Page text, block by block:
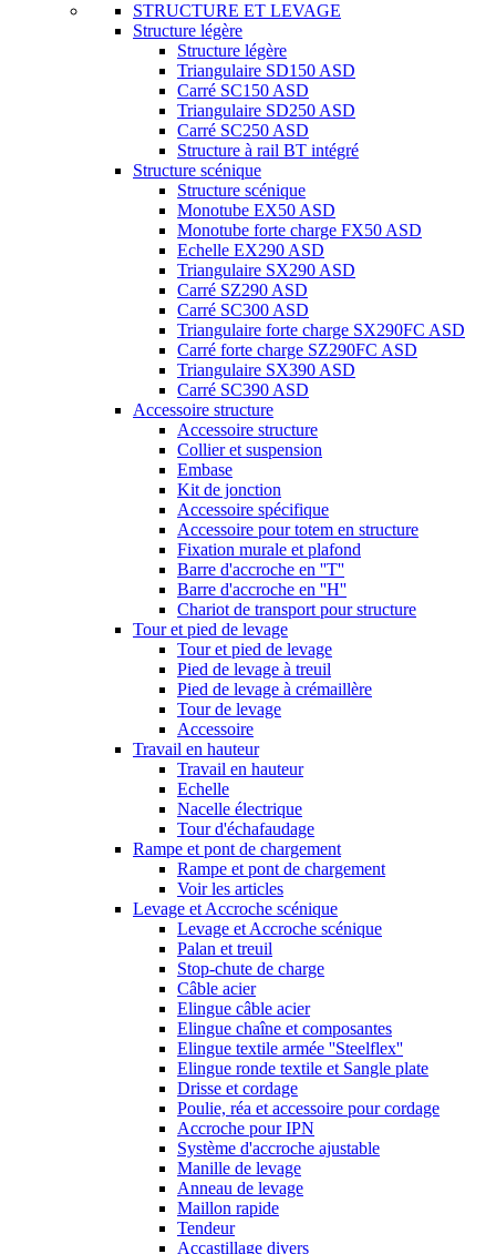
STRUCTURE ET LEVAGE
Structure légère
Structure légère
Triangulaire SD150 ASD
Carré SC150 ASD
Triangulaire SD250 ASD
Carré SC250 ASD
Structure à rail BT intégré
Structure scénique
Structure scénique
Monotube EX50 ASD
Monotube forte charge FX50 ASD
Echelle EX290 ASD
Triangulaire SX290 ASD
Carré SZ290 ASD
Carré SC300 ASD
Triangulaire forte charge SX290FC ASD
Carré forte charge SZ290FC ASD
Triangulaire SX390 ASD
Carré SC390 ASD
Accessoire structure
Accessoire structure
Collier et suspension
Embase
Kit de jonction
Accessoire spécifique
Accessoire pour totem en structure
Fixation murale et plafond
Barre d'accroche en ''T''
Barre d'accroche en ''H''
Chariot de transport pour structure
Tour et pied de levage
Tour et pied de levage
Pied de levage à treuil
Pied de levage à crémaillère
Tour de levage
Accessoire
Travail en hauteur
Travail en hauteur
Echelle
Nacelle électrique
Tour d'échafaudage
Rampe et pont de chargement
Rampe et pont de chargement
Voir les articles
Levage et Accroche scénique
Levage et Accroche scénique
Palan et treuil
Stop-chute de charge
Câble acier
Elingue câble acier
Elingue chaîne et composantes
Elingue textile armée ''Steelflex''
Elingue ronde textile et Sangle plate
Drisse et cordage
Poulie, réa et accessoire pour cordage
Accroche pour IPN
Système d'accroche ajustable
Manille de levage
Anneau de levage
Maillon rapide
Tendeur
Accastillage divers